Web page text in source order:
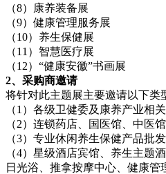
（8）康养装备展
（9）健康管理服务展
（10）养生保健展
（11）智慧医疗展
（12）“健康安徽”书画展
2、采购商邀请
将针对此主题展主要邀请以下类
（1）各级卫健委及康养产业相
（2）连锁药店、国医馆、中医
（3）专业休闲养生保健产品批
（4）星级酒店宾馆、养生主题
日光浴、推拿按摩中心、健康管